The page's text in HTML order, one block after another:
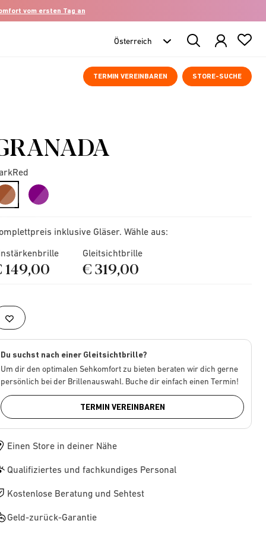
vom ersten Tag an
Search
Products
TERMIN VEREINBAREN STORE-SUCHE
selected
inklusive Gläser. Wähle aus:
149,00
Gleitsichtbrille
€ 319,00
Du suchst nach einer Gleitsichtbrille?
Um dir den optimalen Sehkomfort zu bieten beraten wir dich gerne
persönlich bei der Brillenauswahl. Buche dir einfach einen Termin!
TERMIN VEREINBAREN
Einen Store in deiner Nähe
Qualifiziertes und fachkundiges Personal
Kostenlose Beratung und Sehtest
Geld-zurück-Garantie